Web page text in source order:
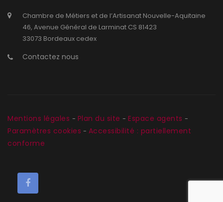
Chambre de Métiers et de l’Artisanat Nouvelle-Aquitaine
46, Avenue Général de Larminat CS 81423
33073 Bordeaux cedex
Contactez nous
Mentions légales - Plan du site - Espace agents -
Paramètres cookies - Accessibilité : partiellement
conforme